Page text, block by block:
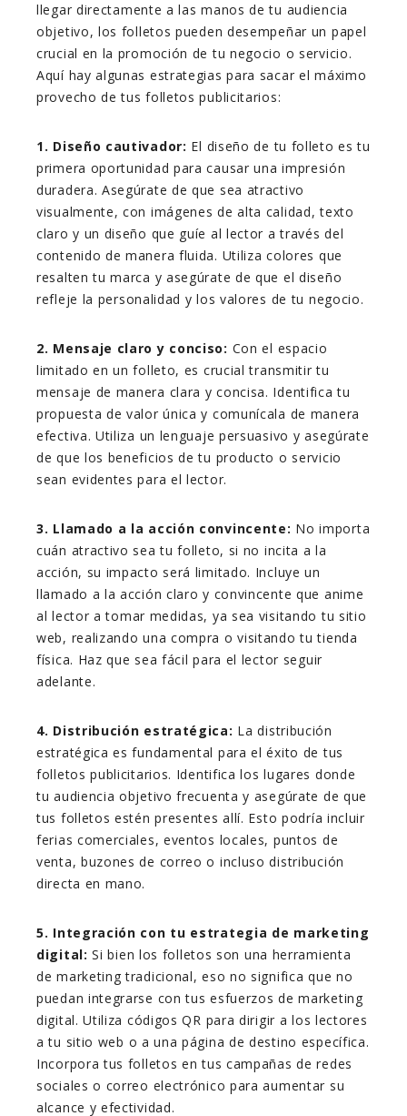
llegar directamente a las manos de tu audiencia
objetivo, los folletos pueden desempeñar un papel
crucial en la promoción de tu negocio o servicio.
Aquí hay algunas estrategias para sacar el máximo
provecho de tus folletos publicitarios:
1. Diseño cautivador: El diseño de tu folleto es tu
primera oportunidad para causar una impresión
duradera. Asegúrate de que sea atractivo
visualmente, con imágenes de alta calidad, texto
claro y un diseño que guíe al lector a través del
contenido de manera fluida. Utiliza colores que
resalten tu marca y asegúrate de que el diseño
refleje la personalidad y los valores de tu negocio.
2. Mensaje claro y conciso: Con el espacio
limitado en un folleto, es crucial transmitir tu
mensaje de manera clara y concisa. Identifica tu
propuesta de valor única y comunícala de manera
efectiva. Utiliza un lenguaje persuasivo y asegúrate
de que los beneficios de tu producto o servicio
sean evidentes para el lector.
3. Llamado a la acción convincente: No importa
cuán atractivo sea tu folleto, si no incita a la
acción, su impacto será limitado. Incluye un
llamado a la acción claro y convincente que anime
al lector a tomar medidas, ya sea visitando tu sitio
web, realizando una compra o visitando tu tienda
física. Haz que sea fácil para el lector seguir
adelante.
4. Distribución estratégica: La distribución
estratégica es fundamental para el éxito de tus
folletos publicitarios. Identifica los lugares donde
tu audiencia objetivo frecuenta y asegúrate de que
tus folletos estén presentes allí. Esto podría incluir
ferias comerciales, eventos locales, puntos de
venta, buzones de correo o incluso distribución
directa en mano.
5. Integración con tu estrategia de marketing
digital: Si bien los folletos son una herramienta
de marketing tradicional, eso no significa que no
puedan integrarse con tus esfuerzos de marketing
digital. Utiliza códigos QR para dirigir a los lectores
a tu sitio web o a una página de destino específica.
Incorpora tus folletos en tus campañas de redes
sociales o correo electrónico para aumentar su
alcance y efectividad.